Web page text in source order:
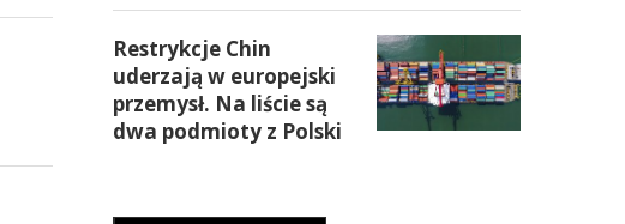
Restrykcje Chin
uderzają w europejski
przemysł. Na liście są
dwa podmioty z Polski